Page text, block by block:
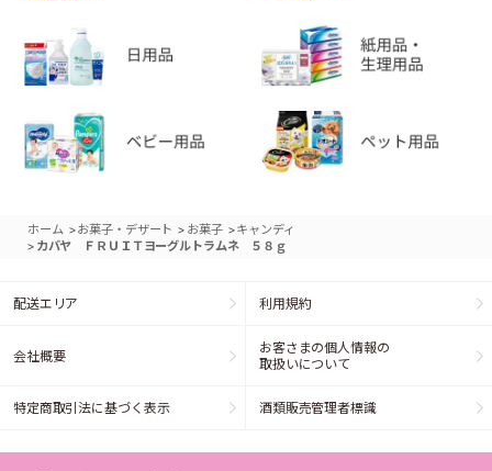
ホーム >お菓子・デザート > お菓子 >キャンディ
> カバヤ ＦＲＵＩＴヨーグルトラムネ ５８ｇ
配送エリア 利用規約
会社概要
お客さまの個人情報の
取扱いについて
特定商取引法に基づく表示 酒類販売管理者標識